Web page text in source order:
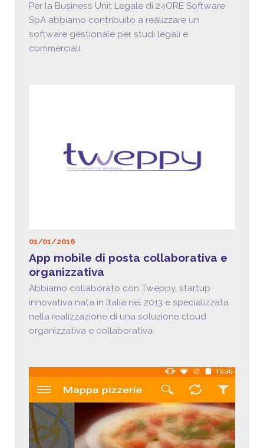
Per la Business Unit Legale di 24ORE Software
SpA abbiamo contribuito a realizzare un
software gestionale per studi legali e
commerciali.
01/01/2016
App mobile di posta collaborativa e
organizzativa
Abbiamo collaborato con Tweppy, startup
innovativa nata in Italia nel 2013 e specializzata
nella realizzazione di una soluzione cloud
organizzativa e collaborativa.